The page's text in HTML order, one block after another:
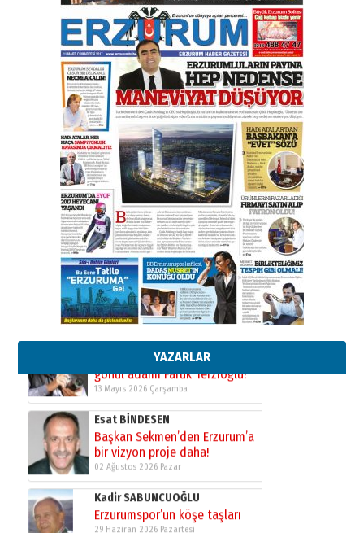
YAZARLAR
Bir fotoğraf, bir şehir, bir
gazeteci… Dizginler kimin
elinde?
31 Mart 2026 Salı
A. Berhan Yılmaz
BİR BÖLÜM DEĞİL, BİR ÖMÜR
SEÇİYORSUNUZ… “NEDEN
ATATÜRK ÜNİVERSİTESİ?”
28 Temmuz 2026 Salı
Ahmet Gökhan YAZICI
Ahmed Yesevi’den bir Alperen…
”Reisimiz” idi… Hakka yürüdü.!
26 Mart 2026 Perşembe
Cem Bakırcı
Ardında bıraktığı hatıralarıyla
gönül adamı Faruk Terzioğlu!
13 Mayıs 2026 Çarşamba
Esat BİNDESEN
Başkan Sekmen’den Erzurum’a
02 Ağustos 2026 Pazar
Kadir SABUNCUOĞLU
Erzurumspor’un köşe taşları
29 Haziran 2026 Pazartesi
Kenan GÜLERCİ
Murat Şahsuvaroğlu ERKON’da
çıtayı yukarı taşırken,
yönetimdekiler aşağı
çekmemeli!